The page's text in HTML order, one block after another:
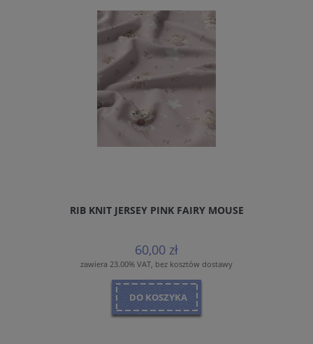
RIB KNIT JERSEY PINK FAIRY MOUSE
60,00 zł
zawiera 23.00% VAT, bez kosztów dostawy
DO KOSZYKA